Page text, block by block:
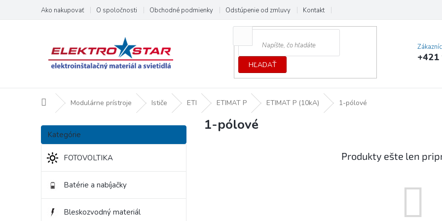
obsah
Ako nakupovať O spoločnosti Obchodné podmienky Odstúpenie od zmluvy Kontakt
HĽADAŤ
+421
DomovModulárne prístroje Ističe ETI ETIMAT P ETIMAT P (10kA) 1-pólové
B
č
n
Preskočiť
kategórie
Kategórie
FOTOVOLTIKA
Batérie a nabíjačky
Bleskozvodný materiál
1-pólové
Produkty ešte len